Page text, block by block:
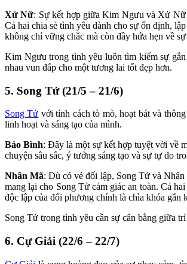
Xử Nữ: Sự kết hợp giữa Kim Ngưu và Xử Nữ
Cả hai chia sẻ tình yêu dành cho sự ổn định,
không chỉ vững chắc mà còn đầy hứa hẹn về
Kim Ngưu trong tình yêu luôn tìm kiếm sự
nhau vun đắp cho một tương lai tốt đẹp hơn.
5. Song Tử (21/5 – 21/6)
Song Tử với tính cách tò mò, hoạt bát và
linh hoạt và sáng tạo của mình.
Bảo Bình: Đây là một sự kết hợp tuyệt vời về
chuyện sâu sắc, ý tưởng sáng tạo và sự tự do
Nhân Mã: Dù có vẻ đối lập, Song Tử và
mang lại cho Song Tử cảm giác an toàn. Cả
độc lập của đối phương chính là chìa khóa gắn
Song Tử trong tình yêu cần sự cân bằng giữa
6. Cự Giải (22/6 – 22/7)